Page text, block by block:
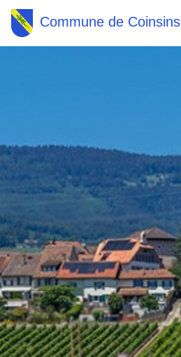
Commune de Coinsins